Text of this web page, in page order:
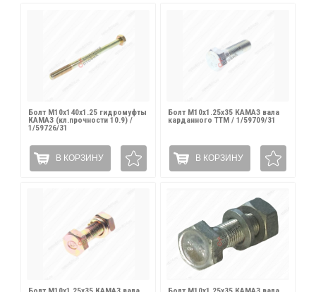
Болт М10х140х1.25 гидромуфты
КАМАЗ (кл.прочности 10.9) /
1/59726/31
В КОРЗИНУ
Болт М10х1.25х35 КАМАЗ вала
карданного ТТМ / 1/59709/31
В КОРЗИНУ